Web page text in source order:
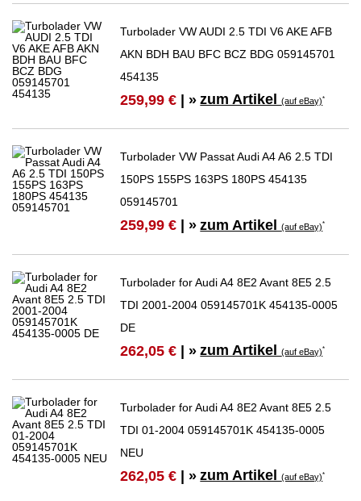
Turbolader VW AUDI 2.5 TDI V6 AKE AFB
AKN BDH BAU BFC BCZ BDG 059145701
454135
259,99 € | » zum Artikel(auf eBay)*
Turbolader VW Passat Audi A4 A6 2.5 TDI
150PS 155PS 163PS 180PS 454135
059145701
259,99 € | » zum Artikel(auf eBay)*
Turbolader for Audi A4 8E2 Avant 8E5 2.5
TDI 2001-2004 059145701K 454135-0005
DE
262,05 € | » zum Artikel(auf eBay)*
Turbolader for Audi A4 8E2 Avant 8E5 2.5
TDI 01-2004 059145701K 454135-0005
NEU
262,05 € | » zum Artikel(auf eBay)*